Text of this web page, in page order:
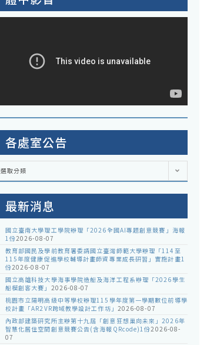
各處室公告
選取分類
最新消息
國立臺南大學理工學院辦理「2026全國AI專題創意競賽」海報
1份2026-08-07
教育部國民及學前教育署委請國立臺灣師範大學辦理「114至
115年度健康促進學校輔導計畫師資專業成長研習」實施計畫1
份2026-08-07
國立高雄科技大學海事學院造船及海洋工程系辦理「2026學生
船模創客大賽」 2026-08-07
桃園市立陽明高級中等學校辦理115學年度第一學期數位前導學
校計畫「AR2VR跨域教學設計工作坊」 2026-08-07
內政部建築研究所主辦第十九屆「創意狂想巢向未來」2026年
智慧化居住空間創意競賽公告(含海報QRcode)1份2026-08-
07